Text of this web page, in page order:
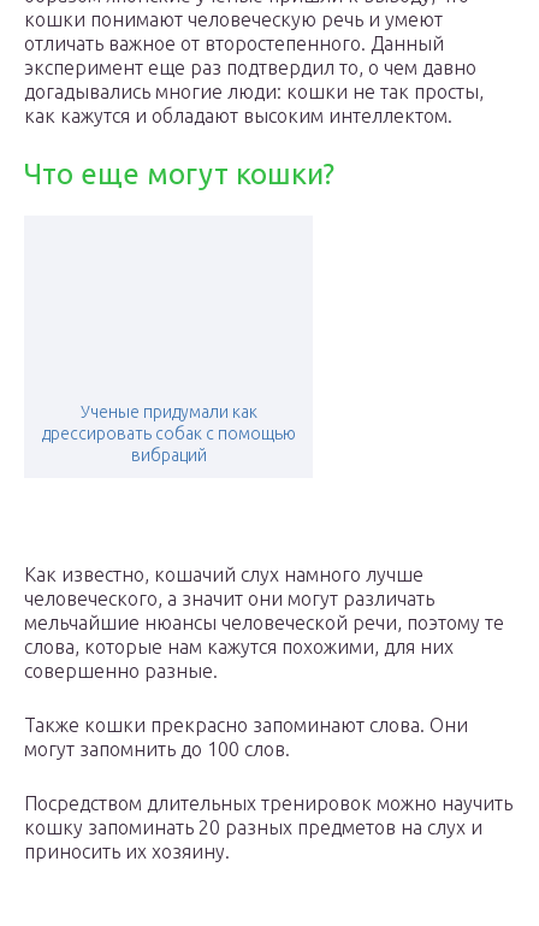
кошки понимают человеческую речь и умеют
отличать важное от второстепенного. Данный
эксперимент еще раз подтвердил то, о чем давно
догадывались многие люди: кошки не так просты,
как кажутся и обладают высоким интеллектом.
Что еще могут кошки?
Ученые придумали как
дрессировать собак с помощью
вибраций
Как известно, кошачий слух намного лучше
человеческого, а значит они могут различать
мельчайшие нюансы человеческой речи, поэтому те
слова, которые нам кажутся похожими, для них
совершенно разные.
Также кошки прекрасно запоминают слова. Они
могут запомнить до 100 слов.
Посредством длительных тренировок можно научить
кошку запоминать 20 разных предметов на слух и
приносить их хозяину.